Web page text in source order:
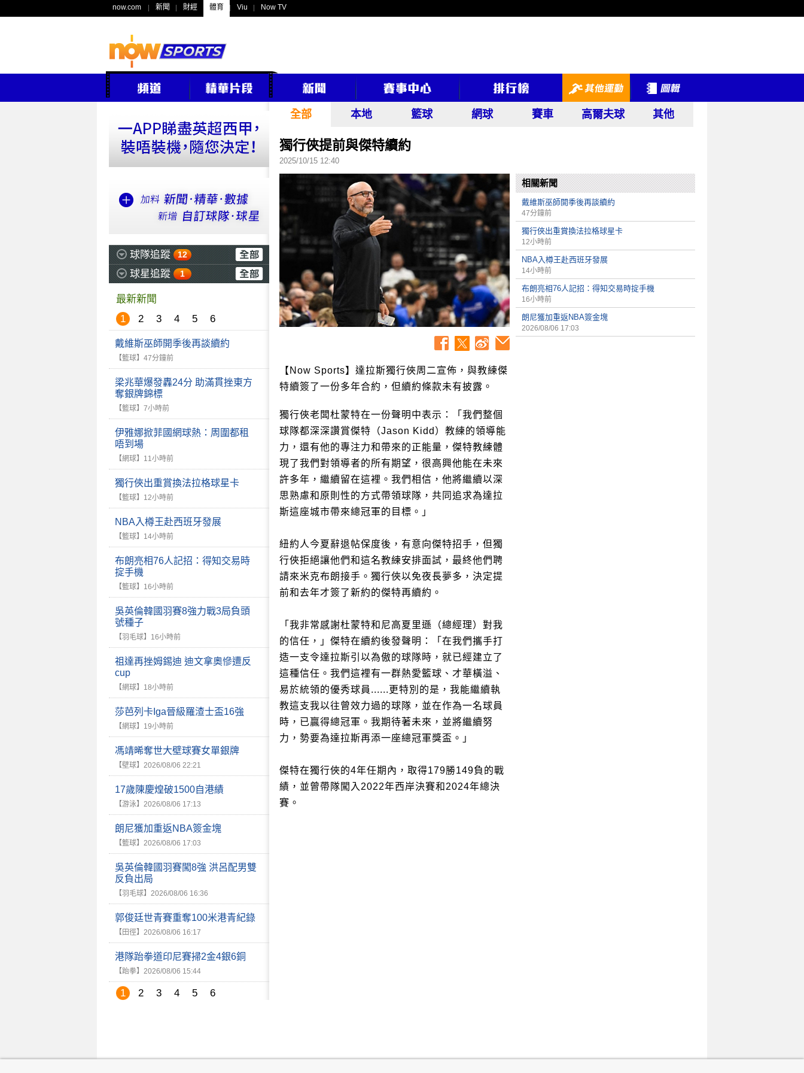
now.com 新聞 財經 體育 Viu Now TV
球隊追蹤 12
球星追蹤 1
最新新聞
1
2 3 4 5 6
戴維斯巫師開季後再談續約
【籃球】 47分鐘前
梁兆華爆發轟24分 助滿貫挫東方
奪銀牌錦標
【籃球】 7小時前
伊雅娜掀菲國網球熱：周圍都租
唔到場
【網球】 11小時前
獨行俠出重賞換法拉格球星卡
【籃球】 12小時前
NBA入樽王赴西班牙發展
【籃球】 14小時前
布朗亮相76人記招：得知交易時
掟手機
【籃球】 16小時前
吳英倫韓國羽賽8強力戰3局負頭
號種子
【羽毛球】 16小時前
祖達再挫姆錫迪 迪文拿奧慘遭反
cup
【網球】 18小時前
莎芭列卡Iga晉級羅渣士盃16強
【網球】 19小時前
馮靖晞奪世大壁球賽女單銀牌
【壁球】 2026/08/06 22:21
17歲陳慶煌破1500自港績
【游泳】 2026/08/06 17:13
朗尼獲加重返NBA簽金塊
【籃球】 2026/08/06 17:03
吳英倫韓國羽賽闖8強 洪呂配男雙
反負出局
【羽毛球】 2026/08/06 16:36
郭俊廷世青賽重奪100米港青紀錄
【田徑】 2026/08/06 16:17
港隊跆拳道印尼賽掃2金4銀6銅
【跆拳】 2026/08/06 15:44
1 2 3 4 5 6
全部 本地 籃球 網球 賽車 高爾夫球 其他
獨行俠提前與傑特續約
2025/10/15 12:40
【Now Sports】達拉斯獨行俠周二宣佈，與教練傑
特續簽了一份多年合約，但續約條款未有披露。
獨行俠老闆杜蒙特在一份聲明中表示：「我們整個
球隊都深深讚賞傑特（Jason Kidd）教練的領導能
力，還有他的專注力和帶來的正能量，傑特教練體
現了我們對領導者的所有期望，很高興他能在未來
許多年，繼續留在這裡。我們相信，他將繼續以深
思熟慮和原則性的方式帶領球隊，共同追求為達拉
斯這座城市帶來總冠軍的目標。」
紐約人今夏辭退帖保度後，有意向傑特招手，但獨
行俠拒絕讓他們和這名教練安排面試，最終他們聘
請來米克布朗接手。獨行俠以免夜長夢多，決定提
前和去年才簽了新約的傑特再續約。
「我非常感謝杜蒙特和尼高夏里遜（總經理）對我
的信任，」傑特在續約後發聲明：「在我們攜手打
造一支令達拉斯引以為傲的球隊時，就已經建立了
這種信任。我們這裡有一群熱愛籃球、才華橫溢、
易於統領的優秀球員......更特別的是，我能繼續執
教這支我以往曾效力過的球隊，並在作為一名球員
時，已贏得總冠軍。我期待著未來，並將繼續努
力，勢要為達拉斯再添一座總冠軍獎盃。」
傑特在獨行俠的4年任期內，取得179勝149負的戰
績，並曾帶隊闖入2022年西岸決賽和2024年總決
賽。
相關新聞
戴維斯巫師開季後再談續約
47分鐘前
獨行俠出重賞換法拉格球星卡
12小時前
NBA入樽王赴西班牙發展
14小時前
布朗亮相76人記招：得知交易時掟手機
16小時前
朗尼獲加重返NBA簽金塊
2026/08/06 17:03